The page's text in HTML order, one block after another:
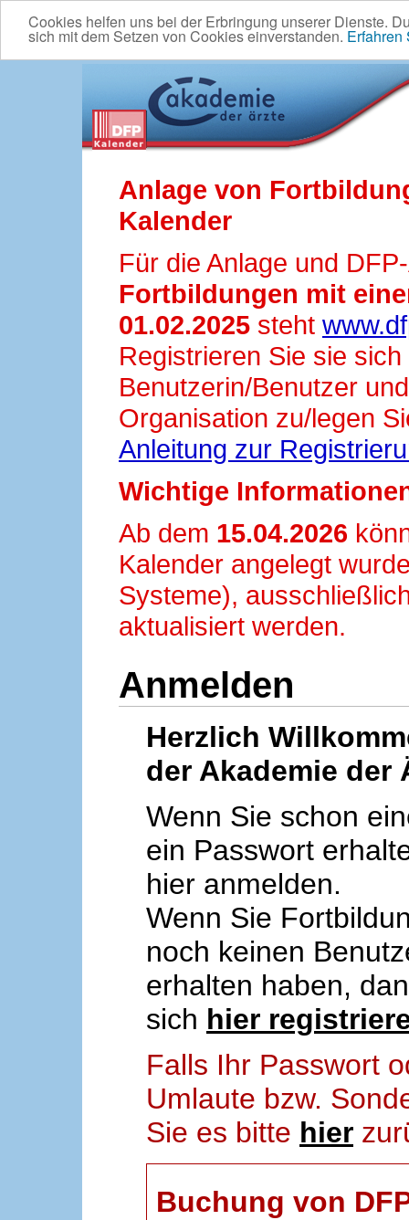
Cookies helfen uns bei der Erbringung unserer Dienste.
sich mit dem Setzen von Cookies einverstanden. Erfahren
Anlage von
Kalender
Für die Anlage und
Fortbildungen mit
01.02.2025 steht
Registrieren Sie sie
Benutzerin/Benutzer
Organisation zu/legen
Anleitung zur
Wichtige
Ab dem 15.04.2026
Kalender angelegt
Systeme),
aktualisiert werden.
Anmelden
Herzlich
der Akademie der
Wenn Sie schon
ein Passwort
hier anmelden.
Wenn Sie
noch keinen
erhalten haben,
sich hier
Falls Ihr Passwort
Umlaute bzw.
Sie es bitte hier
Buchung von